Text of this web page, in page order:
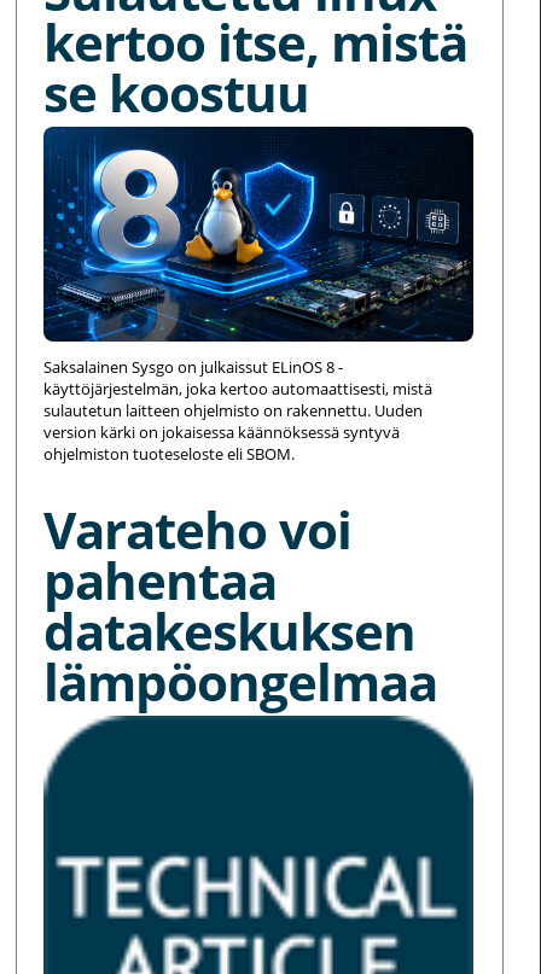
kertoo itse, mistä
se koostuu
Saksalainen Sysgo on julkaissut ELinOS 8 -
käyttöjärjestelmän, joka kertoo automaattisesti, mistä
sulautetun laitteen ohjelmisto on rakennettu. Uuden
version kärki on jokaisessa käännöksessä syntyvä
ohjelmiston tuoteseloste eli SBOM.
Varateho voi
pahentaa
datakeskuksen
lämpöongelmaa